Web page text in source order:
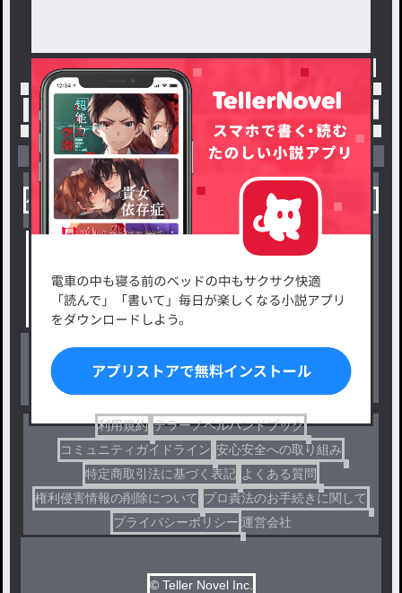
トップ 「#タグ?それなら、サーシャ先生がガチギレ
小説を探す
小説コンテスト応募・公募
出版・メディアミックス作品
ジャンルから探す
恋愛・ロマンス
ファンタジー・異世界・SF
ドラマ
利用規約 テラーノベルハンドブック
コミュニティガイドライン 安心安全への取り組み
特定商取引法に基づく表記 よくある質問
権利侵害情報の削除について プロ責法のお手続きに関して
プライバシーポリシー 運営会社
© Teller Novel Inc.